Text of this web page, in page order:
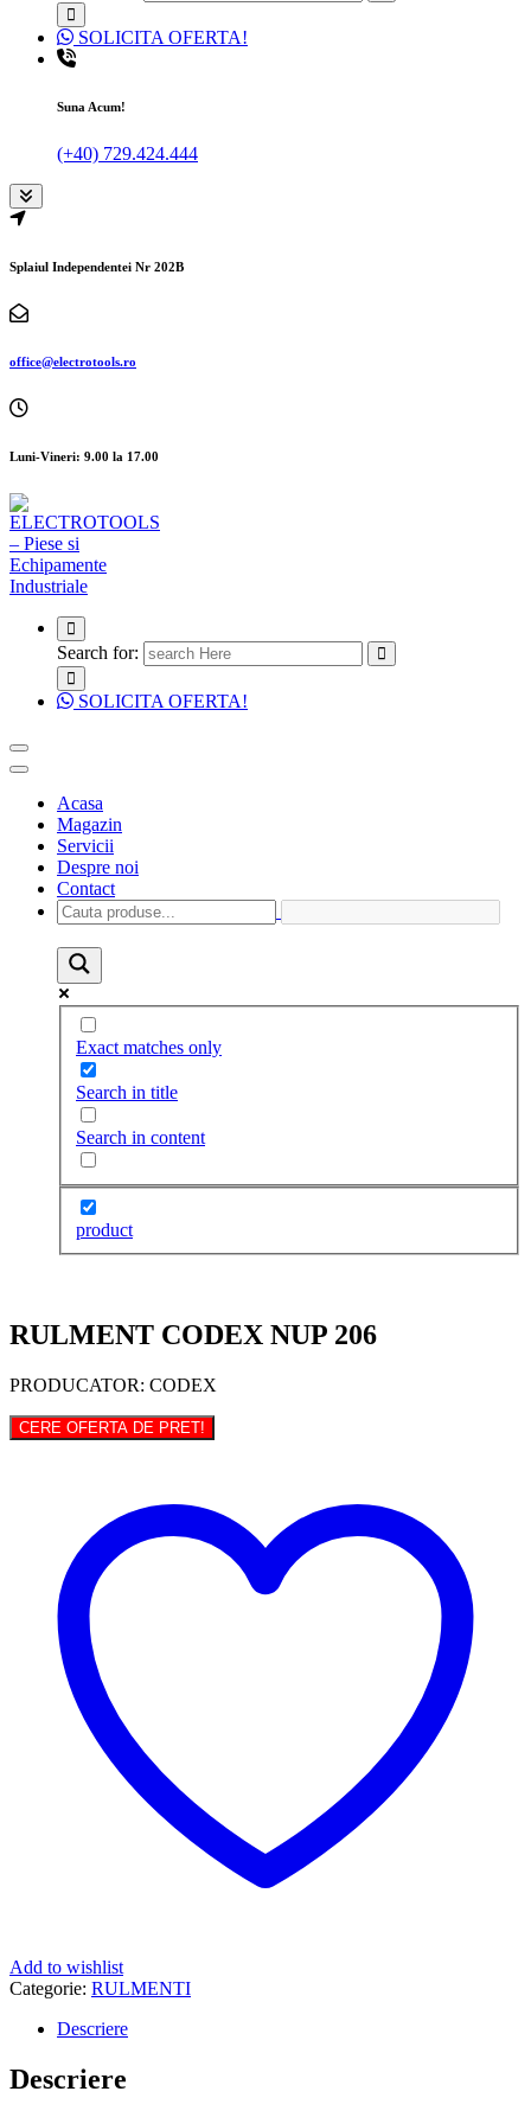
SOLICITA OFERTA!
Suna Acum!
(+40) 729.424.444
Splaiul Independentei Nr 202B
office@electrotools.ro
Luni-Vineri: 9.00 la 17.00
Search for:
SOLICITA OFERTA!
Acasa
Magazin
Servicii
Despre noi
Contact
Exact matches only
Search in title
Search in content
product
RULMENT CODEX NUP 206
PRODUCATOR: CODEX
CERE OFERTA DE PRET!
Add to wishlist
Categorie: RULMENTI
Descriere
Descriere